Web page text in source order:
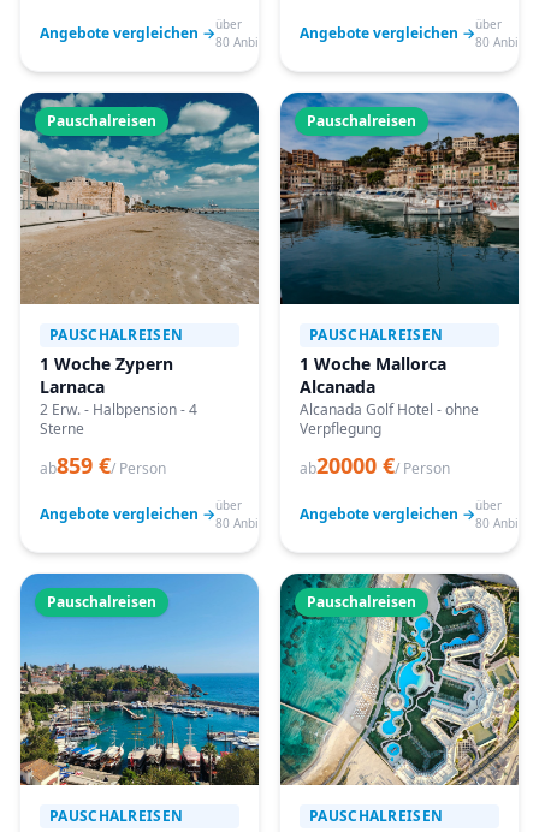
Angebote vergleichen →über
80 Anbieter
Angebote vergleichen →über
80
Pauschalreisen
PAUSCHALREISEN
1 Woche Zypern
Larnaca
2 Erw. - Halbpension - 4
Sterne
ab859 €/ Person
Angebote vergleichen →über
80 Anbieter
Pauschalreisen
PAUSCHALREISEN
1 Woche Mallorca
Alcanada
Alcanada Golf Hotel - ohne
Verpflegung
ab20000 €/ Person
Angebote vergleichen →über
80
Pauschalreisen
PAUSCHALREISEN
Pauschalreisen
PAUSCHALREISEN